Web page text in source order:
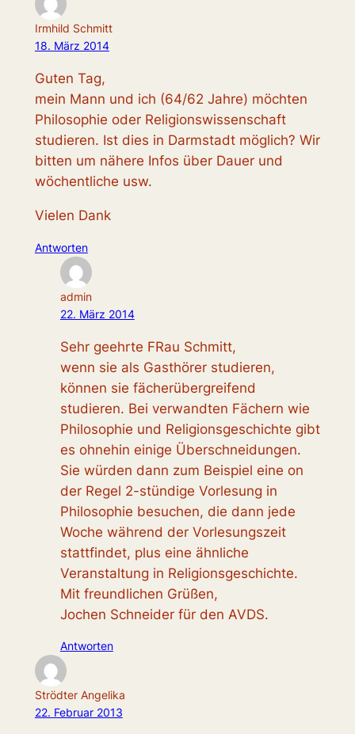
Irmhild Schmitt
18. März 2014
Guten Tag,
mein Mann und ich (64/62 Jahre) möchten
Philosophie oder Religionswissenschaft
studieren. Ist dies in Darmstadt möglich? Wir
bitten um nähere Infos über Dauer und
wöchentliche usw.
Vielen Dank
Antworten
admin
22. März 2014
Sehr geehrte FRau Schmitt,
wenn sie als Gasthörer studieren,
können sie fächerübergreifend
studieren. Bei verwandten Fächern wie
Philosophie und Religionsgeschichte gibt
es ohnehin einige Überschneidungen.
Sie würden dann zum Beispiel eine on
der Regel 2-stündige Vorlesung in
Philosophie besuchen, die dann jede
Woche während der Vorlesungszeit
stattfindet, plus eine ähnliche
Veranstaltung in Religionsgeschichte.
Mit freundlichen Grüßen,
Jochen Schneider für den AVDS.
Antworten
Strödter Angelika
22. Februar 2013